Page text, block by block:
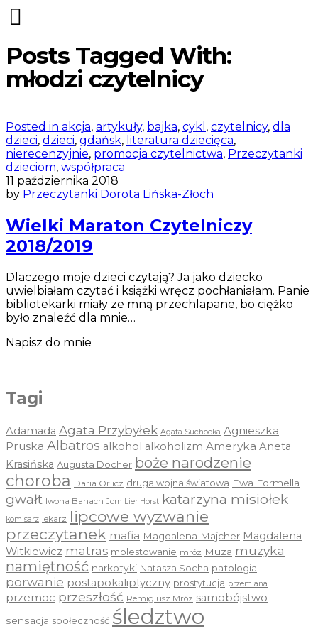
Posts Tagged With:
młodzi czytelnicy
Posted in akcja, artykuły, bajka, cykl , czytelnicy, dla
dzieci, dzieci, gdańsk, literatura dziecięca,
nierecenzyjnie, promocja czytelnictwa, Przeczytanki
dzieciom, współpraca
11 października 2018
by Przeczytanki Dorota Lińska-Złoch
Wielki Maraton Czytelniczy
2018/2019
Dlaczego moje dzieci czytają? Ja jako dziecko
uwielbiałam czytać i książki wręcz pochłaniałam. Panie
bibliotekarki miały ze mną przechlapane, bo ciężko
było znaleźć dla mnie…
Napisz do mnie
Tagi
Adamada Agata Przybyłek Agata Suchocka Agnieszka
Pruska Albatros alkohol alkoholizm Ameryka Aneta
Krasińska Augusta Docher boże narodzenie
choroba Daria Orlicz druga wojna światowa Ewa Formella
gwałt Iwona Banach Jorn Lier Horst katarzyna misiołek
komisarz lekarz lipcowe wyzwanie
przeczytanek mafia Magdalena Majcher Magdalena
Witkiewicz matras molestowanie mróz Muza muzyka
namiętność narkotyki Natasza Socha patologia
porwanie postapokaliptyczny prostytucja przemiana
przemoc przeszłość Remigiusz Mróz samobójstwo
sensacja społeczność śledztwo